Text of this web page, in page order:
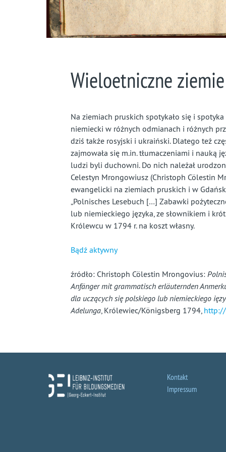
Wieloetniczne
Na ziemiach pruskich spotykało się i
niemiecki w różnych odmianach i różnych
dziś także rosyjski i ukraiński. Dlatego też
zajmowała się m.in. tłumaczeniami i nauką
ludzi byli duchowni. Do nich należał
Celestyn Mrongowiusz (Christoph Cölestin
ewangelicki na ziemiach pruskich i w
„Polnisches Lesebuch […] Zabawki
lub niemieckiego języka, ze słownikiem i
Królewcu w 1794 r. na koszt własny.
Bądź aktywny
źródło: Christoph Cölestin Mrongovius:
Anfänger mit grammatisch erläuternden
dla uczących się polskiego lub niemieckiego
Adelunga , Królewiec/Königsberg 1794,
Kontakt
Impressum